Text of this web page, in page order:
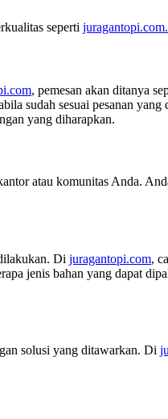
seperti juragantopi.com.
, pemesan akan ditanya
sudah sesuai pesanan
yang diharapkan.
atau komunitas Anda.
Di juragantopi.com,
jenis bahan yang dapat
solusi yang ditawarkan. Di